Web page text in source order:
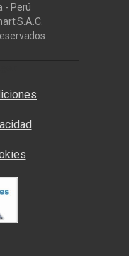
- Perú
S.A.C.